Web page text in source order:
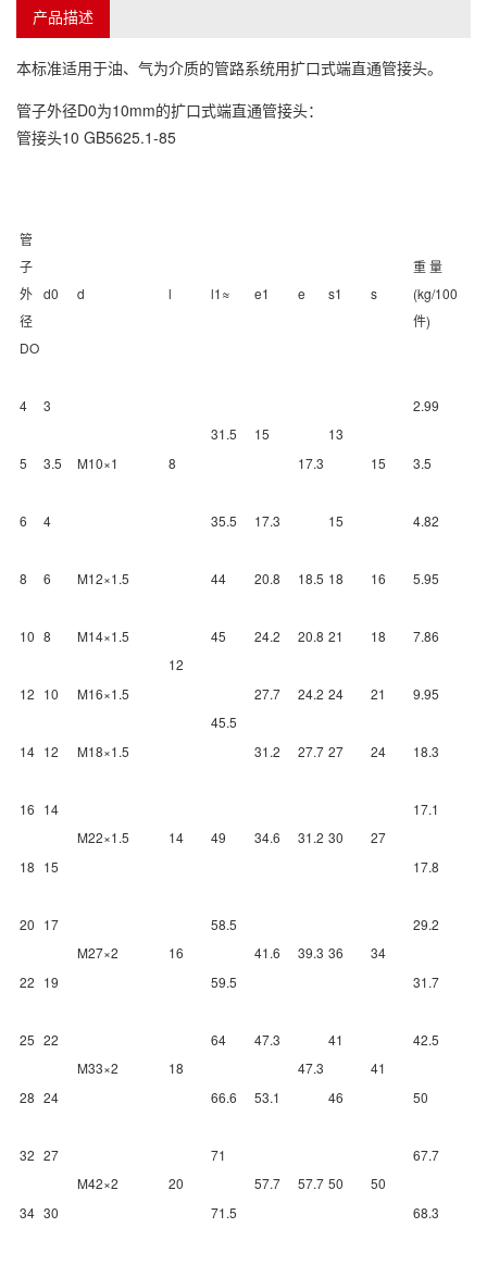
产品描述
本标准适用于油、气为介质的管路系统用扩口式端直通管接头。
管子外径D0为10mm的扩口式端直通管接头：
管接头10 GB5625.1-85
管
子
外
径
DO
d0 d l l1≈ e1 e s1 s
重 量
(kg/100
件)
4 3
M10×1 8
31.5
15
17.3
13
15
2.99
5 3.5 3.5
6 4 35.5 17.3 15 4.82
8 6 M12×1.5
12
44 20.8 18.5 18 16 5.95
10 8 M14×1.5 45 24.2 20.8 21 18 7.86
12 10
M16×1.5
45.5
27.7 24.2 24 21 9.95
14 12 M18×1.5 31.2 27.7 27 24 18.3
16 14
M22×1.5
14 49 34.6 31.2 30 27
17.1
18 15 17.8
20 17
M27×2
16
58.5
41.6
39.3 36 34
29.2
22 19 59.5 31.7
25 22
M33×2
18
64
47.3
47.3
41
41
42.5
28 24 66.6 53.1 46 50
32 27
M42×2
20
71
57.7
57.7 50 50
67.7
34 30 71.5 68.3